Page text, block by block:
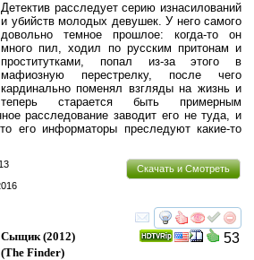
Детектив расследует серию изнасилований
и убийств молодых девушек. У него самого
довольно темное прошлое: когда-то он
много пил, ходил по русским притонам и
проститутками, попал из-за этого в
мафиозную перестрелку, после чего
кардинально поменял взгляды на жизнь и
теперь старается быть примерным
расследование заводит его не туда, и
его информаторы преследуют какие-то
Скачать и Смотреть
смотреть
53
Сыщик (2012)
(The Finder)